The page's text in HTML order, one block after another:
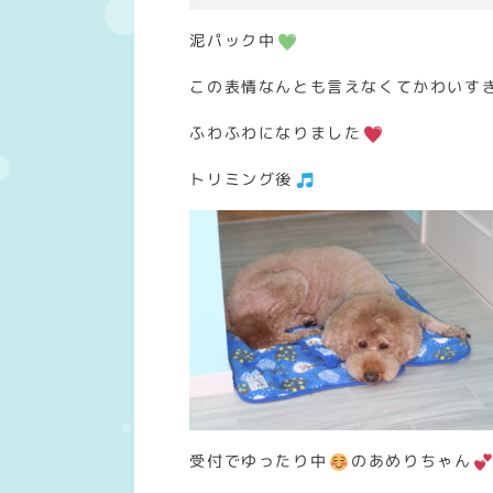
泥パック中
この表情なんとも言えなくてかわいす
ふわふわになりました
トリミング後
受付でゆったり中 のあめりちゃん